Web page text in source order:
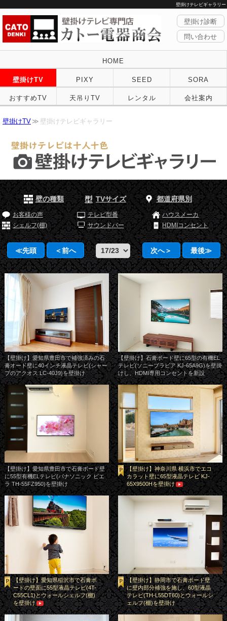
壁掛けテレビギャラリー
壁掛け診断
問い合わせ
HOME
壁掛けTV PIXY SEED SORA
おすすめTV 天吊りTV レンタル 会社案内
壁掛けTV 壁掛けテレビギャラリー
壁の種類 TVサイズ 都道府県別
お客様の声 テレビ型番
ハウスメーカ
シェルフ(棚)
サウンドバー HDMIコンセント
≪先頭 ＜前へ 次へ＞ 最後≫
【壁掛け】愛知県豊田市で補強済みの石
膏オード壁に40インチ液晶テレビ(シャー
プのアクオス LC-40J9)を壁掛け
【壁掛け】石膏ボード壁に65型の有機EL
テレビ(ソニーブラビア KJ-65A9G)を壁掛
けし、HDMI専用コンセントを新設
【壁掛け】愛知県豊田市で石膏ボード壁
に55型有機ELテレビ(パナソニック ビエ
ラ TH-55FZ950)を壁掛け
【壁掛け】神奈川県 横浜市でエコ
カラット壁に65型液晶テレビ KJ-
65X9500Hを壁掛け
【壁掛け】愛知県稲沢市で石膏ボ
ードの壁面に55型液晶テレビ(4T-
C55CL1)とウォールシェルフ(棚)
を壁掛け
【壁掛け】静岡市で石膏ボード壁
に壁内部分補強を施し、60型液晶
テレビ(TH-L55DT60)とウォールシ
ェルフ(棚)を壁掛け